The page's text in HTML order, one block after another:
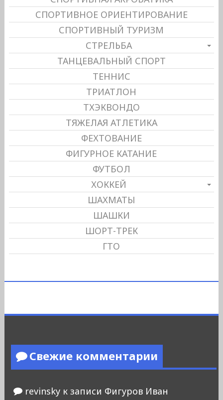
СПОРТИВНОЕ ОРИЕНТИРОВАНИЕ
СПОРТИВНЫЙ ТУРИЗМ
СТРЕЛЬБА
ТАНЦЕВАЛЬНЫЙ СПОРТ
ТЕННИС
ТРИАТЛОН
ТХЭКВОНДО
ТЯЖЕЛАЯ АТЛЕТИКА
ФЕХТОВАНИЕ
ФИГУРНОЕ КАТАНИЕ
ФУТБОЛ
ХОККЕЙ
ШАХМАТЫ
ШАШКИ
ШОРТ-ТРЕК
ГТО
Свежие комментарии
revinskyк записи Фигуров Иван